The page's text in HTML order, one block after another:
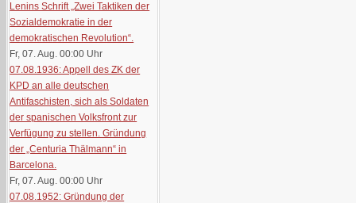
Lenins Schrift „Zwei Taktiken der
Sozialdemokratie in der
demokratischen Revolution“.
Fr, 07. Aug. 00:00 Uhr
07.08.1936: Appell des ZK der
KPD an alle deutschen
Antifaschisten, sich als Soldaten
der spanischen Volksfront zur
Verfügung zu stellen. Gründung
der „Centuria Thälmann“ in
Barcelona.
Fr, 07. Aug. 00:00 Uhr
07.08.1952: Gründung der